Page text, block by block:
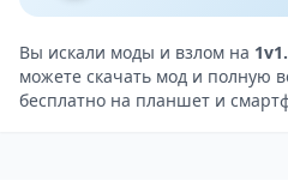
классическим
сочетает в себе
элементы. Более того, она
участвовать в
Вы искали моды и взлом на
можете скачать мод и полную
бесплатно на планшет и